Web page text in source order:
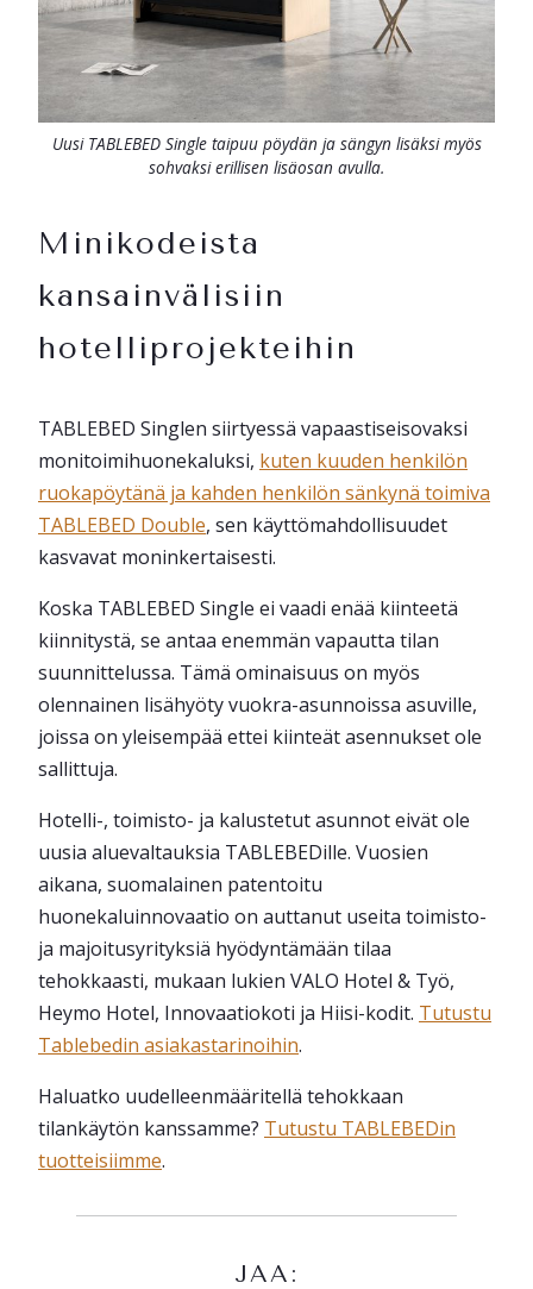
Uusi TABLEBED Single taipuu pöydän ja sängyn lisäksi myös
sohvaksi erillisen lisäosan avulla.
Minikodeista
kansainvälisiin
hotelliprojekteihin
TABLEBED Singlen siirtyessä vapaastiseisovaksi
monitoimihuonekaluksi, kuten kuuden henkilön
ruokapöytänä ja kahden henkilön sänkynä toimiva
TABLEBED Double, sen käyttömahdollisuudet
kasvavat moninkertaisesti.
Koska TABLEBED Single ei vaadi enää kiinteetä
kiinnitystä, se antaa enemmän vapautta tilan
suunnittelussa. Tämä ominaisuus on myös
olennainen lisähyöty vuokra-asunnoissa asuville,
joissa on yleisempää ettei kiinteät asennukset ole
sallittuja.
Hotelli-, toimisto- ja kalustetut asunnot eivät ole
uusia aluevaltauksia TABLEBEDille. Vuosien
aikana, suomalainen patentoitu
huonekaluinnovaatio on auttanut useita toimisto-
ja majoitusyrityksiä hyödyntämään tilaa
tehokkaasti, mukaan lukien VALO Hotel & Työ,
Heymo Hotel, Innovaatiokoti ja Hiisi-kodit. Tutustu
Tablebedin asiakastarinoihin.
Haluatko uudelleenmääritellä tehokkaan
tilankäytön kanssamme? Tutustu TABLEBEDin
tuotteisiimme.
JAA: